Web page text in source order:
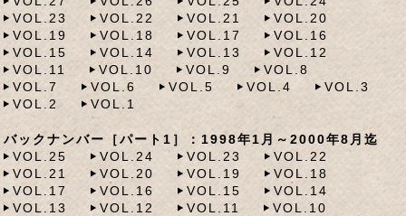
VOL.23
VOL.22 VOL.21
VOL.20
VOL.19
VOL.18 VOL.17
VOL.16
VOL.15
VOL.14 VOL.13
VOL.12
VOL.11
VOL.10 VOL.9
VOL.8
VOL.7
VOL.6 VOL.5 VOL.4
VOL.3
VOL.2
VOL.1
バックナンバー［パート1］：1998年1月～2000年8月迄
VOL.25
VOL.24 VOL.23
VOL.22
VOL.21
VOL.20 VOL.19
VOL.18
VOL.17
VOL.16 VOL.15
VOL.14
VOL.13
VOL.12 VOL.11
VOL.10